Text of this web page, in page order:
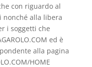
con riguardo al
alla libera
i soggetti che
ed è
alla pagina
HOME